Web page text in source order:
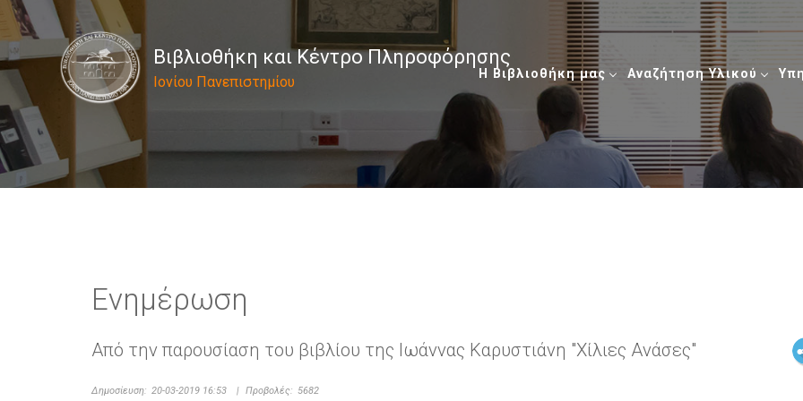
Βιβλιοθήκη και Κέντρο Πληροφόρησης
Ιονίου Πανεπιστημίου
Η Βιβλιοθήκη μας Αναζήτηση Υλικού
Ενημέρωση
Από την παρουσίαση του βιβλίου της Ιωάννας Καρυστιάνη "Χίλιες Ανάσες"
Δημοσίευση: 20-03-2019 16:53 | Προβολές: 5682